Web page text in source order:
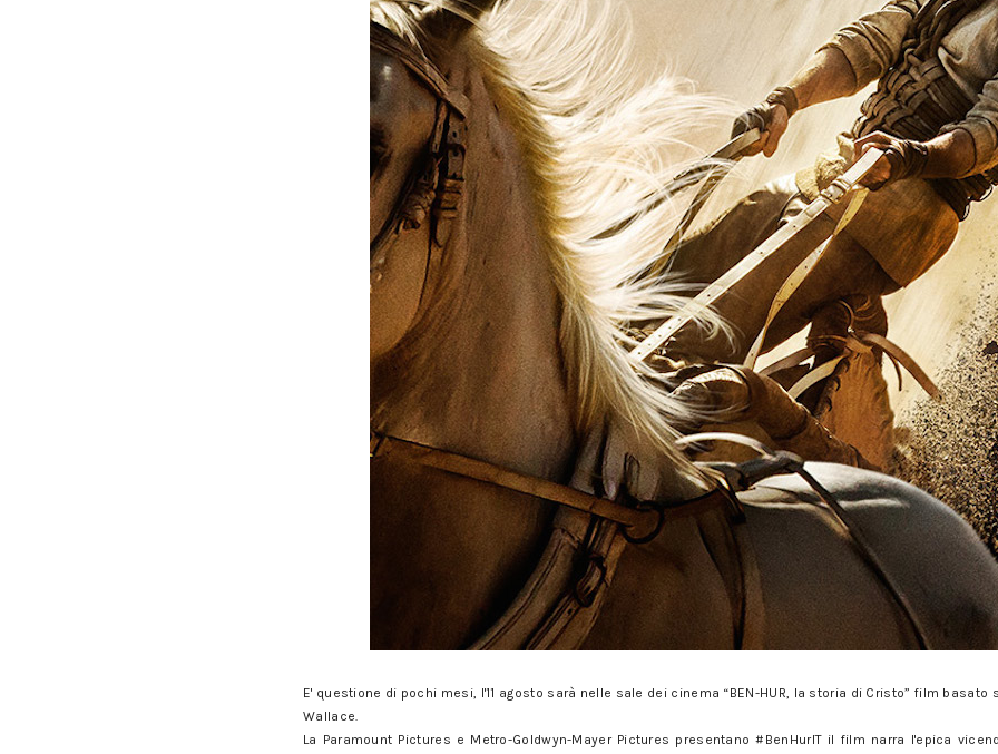
E' questione di pochi mesi, l'11 agosto sarà nelle sale dei cinema “BEN-HUR, la storia di Cristo” film basato
Wallace.
La Paramount Pictures e Metro-Goldwyn-Mayer Pictures presentano #BenHurIT il film narra l'epica